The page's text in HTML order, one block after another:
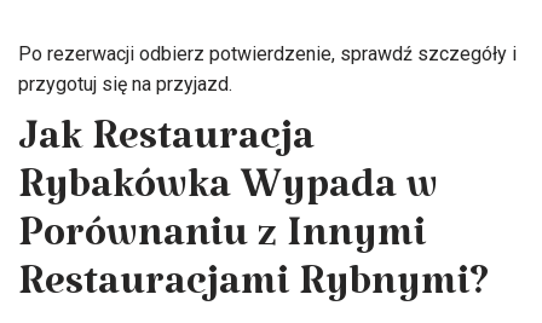
Po rezerwacji odbierz potwierdzenie, sprawdź szczegóły i
przygotuj się na przyjazd.
Jak Restauracja
Rybakówka Wypada w
Porównaniu z Innymi
Restauracjami Rybnymi?